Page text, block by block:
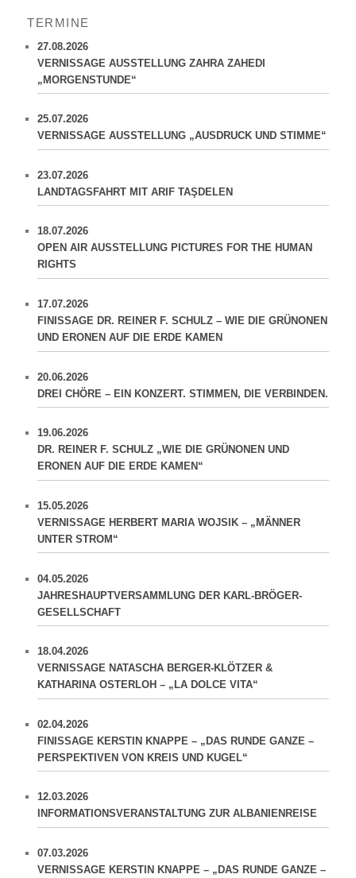
e
n
TERMINE
27.08.2026
VERNISSAGE AUSSTELLUNG ZAHRA ZAHEDI
„MORGENSTUNDE“
25.07.2026
VERNISSAGE AUSSTELLUNG „AUSDRUCK UND STIMME“
23.07.2026
LANDTAGSFAHRT MIT ARIF TAŞDELEN
18.07.2026
OPEN AIR AUSSTELLUNG PICTURES FOR THE HUMAN
RIGHTS
17.07.2026
FINISSAGE DR. REINER F. SCHULZ – WIE DIE GRÜNONEN
UND ERONEN AUF DIE ERDE KAMEN
20.06.2026
DREI CHÖRE – EIN KONZERT. STIMMEN, DIE VERBINDEN.
19.06.2026
DR. REINER F. SCHULZ „WIE DIE GRÜNONEN UND
ERONEN AUF DIE ERDE KAMEN“
15.05.2026
VERNISSAGE HERBERT MARIA WOJSIK – „MÄNNER
UNTER STROM“
04.05.2026
JAHRESHAUPTVERSAMMLUNG DER KARL-BRÖGER-
GESELLSCHAFT
18.04.2026
VERNISSAGE NATASCHA BERGER-KLÖTZER &
KATHARINA OSTERLOH – „LA DOLCE VITA“
02.04.2026
FINISSAGE KERSTIN KNAPPE – „DAS RUNDE GANZE –
PERSPEKTIVEN VON KREIS UND KUGEL“
12.03.2026
INFORMATIONSVERANSTALTUNG ZUR ALBANIENREISE
07.03.2026
VERNISSAGE KERSTIN KNAPPE – „DAS RUNDE GANZE –